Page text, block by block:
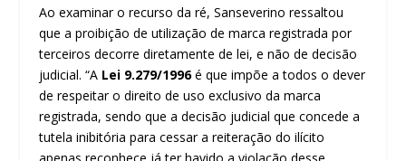
Ao examinar o recurso da ré, Sanseverino ressaltou
que a proibição de utilização de marca registrada por
terceiros decorre diretamente de lei, e não de decisão
judicial. “A Lei 9.279/1996é que impõe a todos o dever
de respeitar o direito de uso exclusivo da marca
registrada, sendo que a decisão judicial que concede a
tutela inibitória para cessar a reiteração do ilícito